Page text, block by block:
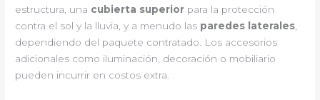
estructura, una cubierta superior para la protección
contra el sol y la lluvia, y a menudo las paredes laterales
dependiendo del paquete contratado. Los accesorios
adicionales como iluminación, decoración o mobiliario
pueden incurrir en costos extra.